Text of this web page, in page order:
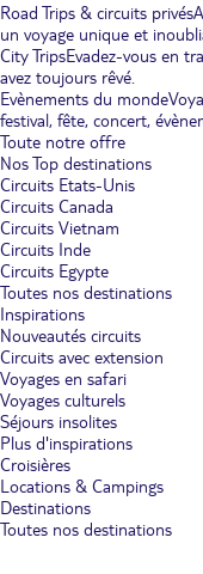
Road Trips & circuits privés
un voyage unique et
City TripsEvadez-vous en
avez toujours rêvé.
Evènements du monde
festival, fête, concert,
Toute notre offre
Nos Top destinations
Circuits Etats-Unis
Circuits Canada
Circuits Vietnam
Circuits Inde
Circuits Egypte
Toutes nos destinations
Inspirations
Nouveautés circuits
Circuits avec extension
Voyages en safari
Voyages culturels
Séjours insolites
Plus d'inspirations
Croisières
Locations & Campings
Destinations
Toutes nos destinations